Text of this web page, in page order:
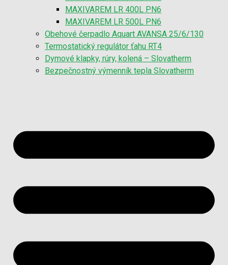
MAXIVAREM LR 400L PN6
MAXIVAREM LR 500L PN6
Obehové čerpadlo Aquart AVANSA 25/6/130
Termostatický regulátor ťahu RT4
Dymové klapky, rúry, kolená – Slovatherm
Bezpečnostný výmenník tepla Slovatherm